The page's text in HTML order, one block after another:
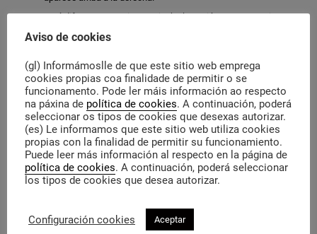
Verá diferentes secciones, pinche la opción Mostrar opciones
avanzadas.
Seleccione Todas las cookies y los datos de sitios.
Aparecerá un listado con todas las cookies ordenadas por
dominio. Para que le sea más fácil encontrar las cookies de
un determinado dominio introduzca parcial o totalmente la
dirección en el campo Buscar cookies.
Tras realizar este filtro aparecerán en pantalla una o varias
líneas con las cookies de la web solicitada. Ahora sólo tiene
que seleccionarla y pulsar la X para proceder a su eliminación.
Para acceder a la configuración de cookies del navegador
Explorersiga estos pasos (pueden variar en función de la versión
Aviso de cookies
(gl) Informámoslle de que este sitio web emprega
cookies propias coa finalidade de permitir o se
funcionamento. Pode ler máis información ao respecto
na páxina de política de cookies. A continuación, poderá
seleccionar os tipos de cookies que desexas autorizar.
(es) Le informamos que este sitio web utiliza cookies
propias con la finalidad de permitir su funcionamiento.
Puede leer más información al respecto en la página de
política de cookies. A continuación, poderá seleccionar
los tipos de cookies que desea autorizar.
Configuración cookies Aceptar